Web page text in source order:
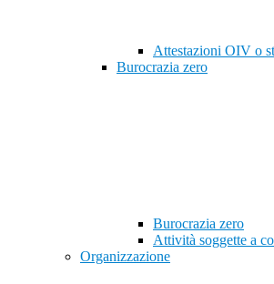
Attestazioni OIV o
Burocrazia zero
Burocrazia zero
Attività soggette a
Organizzazione